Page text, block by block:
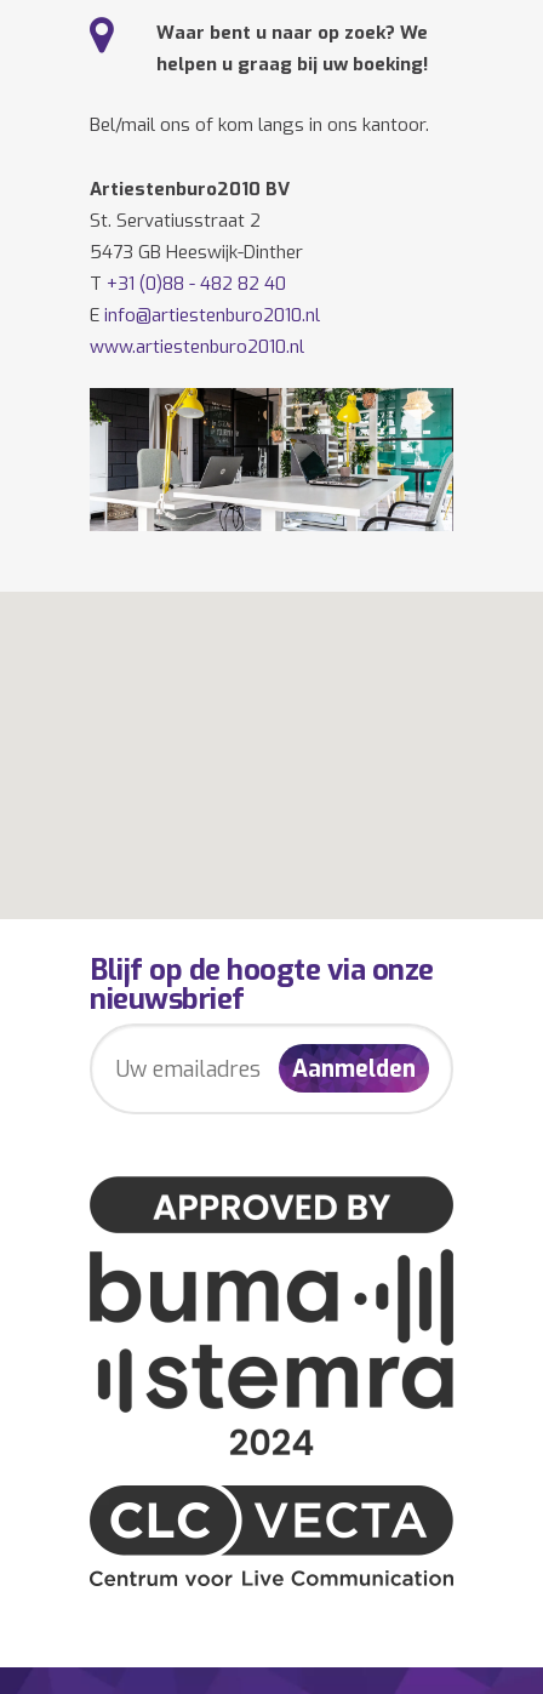
Waar bent u naar op zoek? We
helpen u graag bij uw boeking!
Bel/mail ons of kom langs in ons kantoor.
Artiestenburo2010 BV
St. Servatiusstraat 2
5473 GB Heeswijk-Dinther
T +31 (0)88 - 482 82 40
E info@artiestenburo2010.nl
www.artiestenburo2010.nl
Volg ons ook opFacebookenTwitter
Blijf op de hoogte via onze
nieuwsbrief